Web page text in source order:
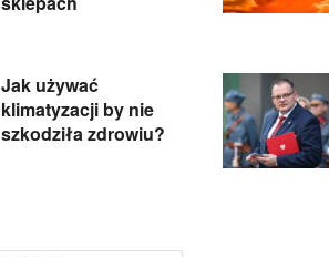
Jak używać
klimatyzacji by nie
szkodziła zdrowiu?